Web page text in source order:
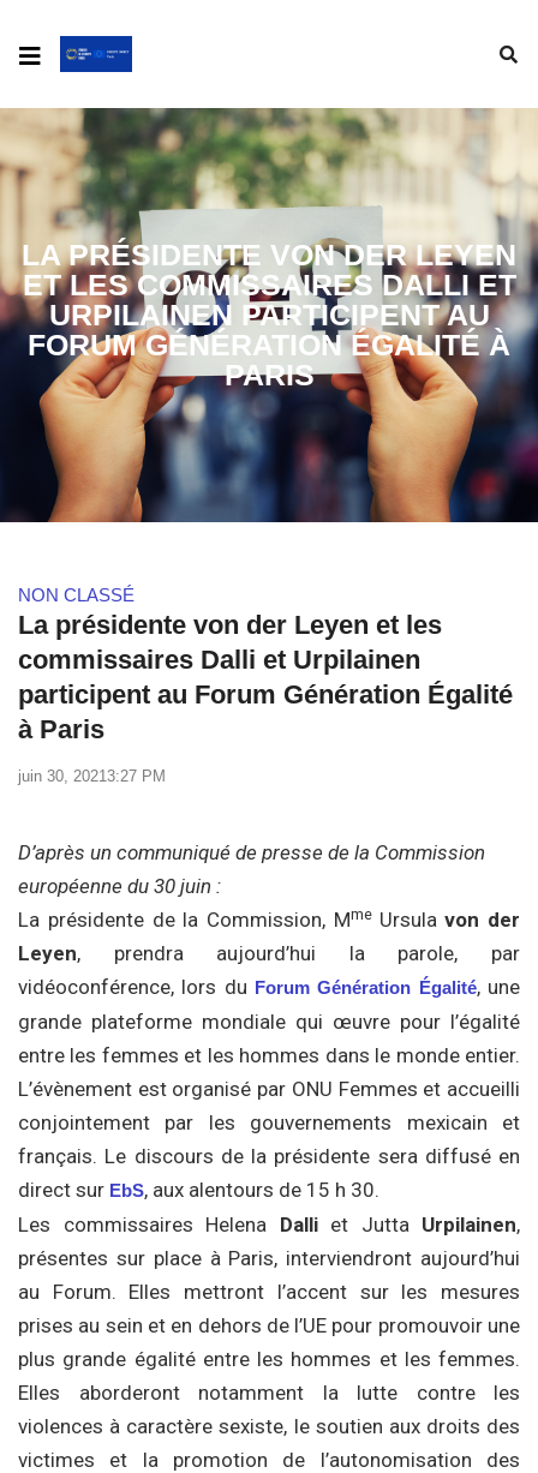
LA PRÉSIDENTE VON DER LEYEN
ET LES COMMISSAIRES DALLI ET
URPILAINEN PARTICIPENT AU
FORUM GÉNÉRATION ÉGALITÉ À
PARIS
NON CLASSÉ
La présidente von der Leyen et les
commissaires Dalli et Urpilainen
participent au Forum Génération Égalité
à Paris
juin 30, 20213:27 PM
D’après un communiqué de presse de la Commission
européenne du 30 juin :
La présidente de la Commission, Mme Ursulavon der
Leyen, prendra aujourd’hui la parole, par
vidéoconférence, lors du Forum Génération Égalité, une
grande plateforme mondiale qui œuvre pour l’égalité
entre les femmes et les hommes dans le monde entier.
L’évènement est organisé par ONU Femmes et accueilli
conjointement par les gouvernements mexicain et
français. Le discours de la présidente sera diffusé en
direct sur EbS, aux alentours de 15 h 30.
Les commissaires Helena Dalliet Jutta Urpilainen,
présentes sur place à Paris, interviendront aujourd’hui
au Forum. Elles mettront l’accent sur les mesures
prises au sein et en dehors de l’UE pour promouvoir une
plus grande égalité entre les hommes et les femmes.
Elles aborderont notamment la lutte contre les
violences à caractère sexiste, le soutien aux droits des
victimes et la promotion de l’autonomisation des